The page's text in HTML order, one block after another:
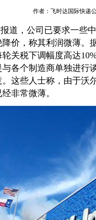
作者：飞时达国际快递
道，公司已要求一些
价，称其利润微薄。
关税下调幅度高达
各个制造商单独进行
这些人士称，由于沃
非常微薄。